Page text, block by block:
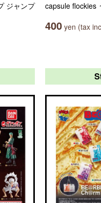
ジャンプ
capsule flockies
400 yen (tax